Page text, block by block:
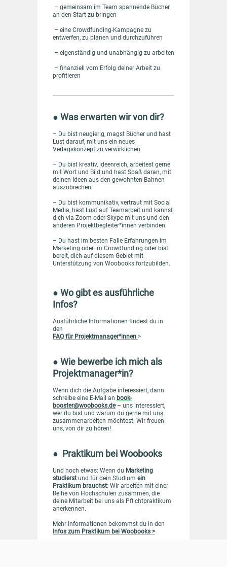
– gemeinsam im Team spannende Bücher
an den Start zu bringen
– eine Crowdfunding-Kampagne zu
entwerfen, zu planen und durchzuführen
– eigenständig und unabhängig zu arbeiten
– finanziell vom Erfolg deiner Arbeit zu
profitieren
● Was erwarten wir von dir?
– Du bist neugierig, magst Bücher und hast
Lust darauf, mit uns ein neues
Verlagskonzept zu verwirklichen.
– Du bist kreativ, ideenreich, arbeitest gerne
mit Wort und Bild und hast Spaß daran, mit
deinen Ideen aus den gewohnten Bahnen
auszubrechen.
– Du bist kommunikativ, vertraut mit Social
Media, hast Lust auf Teamarbeit und kannst
dich via Zoom oder Skype mit uns und den
anderen Projektbegleiter*innen verbinden.
– Du hast im besten Falle Erfahrungen im
Marketing oder im Crowdfunding oder bist
bereit, dich auf diesem Gebiet mit
Unterstützung von Woobooks fortzubilden.
● Wo gibt es ausführliche
Infos?
Ausführliche Informationen findest du in
den
FAQ für Projektmanager*innen >
● Wie bewerbe ich mich als
Projektmanager*in?
Wenn dich die Aufgabe interessiert, dann
schreibe eine E-Mail an book-
booster@woobooks.de– uns interessiert,
wer du bist und warum du gerne mit uns
zusammenarbeiten möchtest. Wir freuen
uns, von dir zu hören!
● Praktikum bei Woobooks
Und noch etwas: Wenn du Marketing
studierst und für dein Studium ein
Praktikum brauchst: Wir arbeiten mit einer
Reihe von Hochschulen zusammen, die
deine Mitarbeit bei uns als Pflichtpraktikum
anerkennen.
Mehr Informationen bekommst du in den
Infos zum Praktikum bei Woobooks >